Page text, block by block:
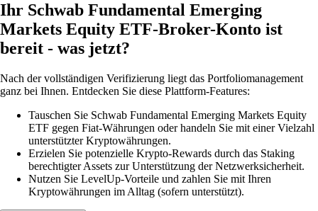
Ihr Schwab Fundamental Emerging
Markets Equity ETF-Broker-Konto ist
bereit - was jetzt?
Nach der vollständigen Verifizierung liegt das Portfoliomanagement
ganz bei Ihnen. Entdecken Sie diese Plattform-Features:
Tauschen Sie Schwab Fundamental Emerging Markets Equity
ETF gegen Fiat-Währungen oder handeln Sie mit einer Vielzahl
unterstützter Kryptowährungen.
Erzielen Sie potenzielle Krypto-Rewards durch das Staking
berechtigter Assets zur Unterstützung der Netzwerksicherheit.
Nutzen Sie LevelUp-Vorteile und zahlen Sie mit Ihren
Kryptowährungen im Alltag (sofern unterstützt).